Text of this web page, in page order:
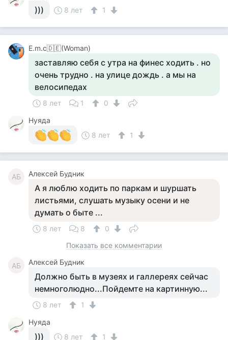
))) 8 лет 1
Е.m.c🇩🇪(Woman)
заставляю себя с утра на финес ходить . но
очень трудно . на улице дождь . а мы на
велосипедах
8 лет 1
0
Нуяда
8 лет
1
АБ Алексей Будник
А я люблю ходить по паркам и шуршать
листьями, слушать музыку осени и не
думать о быте ...
8 лет 8
0
Показать все комментарии
АБ Алексей Будник
Должно быть в музеях и галлереях сейчас
немноголюдно...Пойдемте на картинную...
8 лет
1
Нуяда
))) 8 лет 1